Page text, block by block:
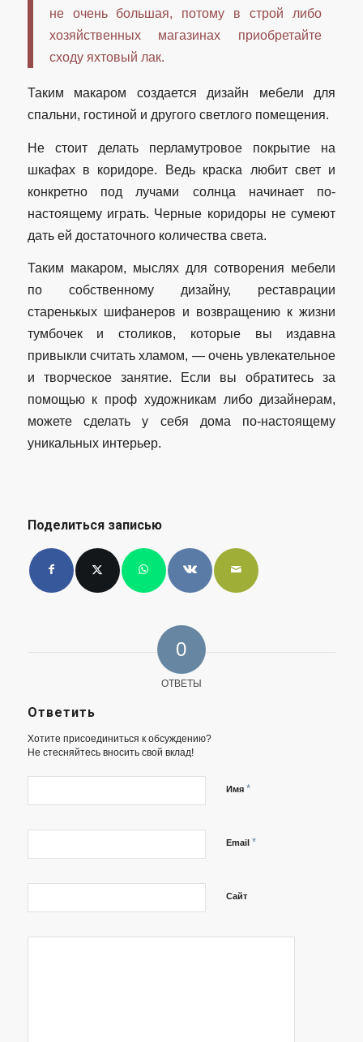
не очень большая, потому в строй либо
хозяйственных магазинах приобретайте
сходу яхтовый лак.
Таким макаром создается дизайн мебели для
спальни, гостиной и другого светлого помещения.
Не стоит делать перламутровое покрытие на
шкафах в коридоре. Ведь краска любит свет и
конкретно под лучами солнца начинает по-
настоящему играть. Черные коридоры не сумеют
дать ей достаточного количества света.
Таким макаром, мыслях для сотворения мебели
по собственному дизайну, реставрации
старенькых шифанеров и возвращению к жизни
тумбочек и столиков, которые вы издавна
привыкли считать хламом, — очень увлекательное
и творческое занятие. Если вы обратитесь за
помощью к проф художникам либо дизайнерам,
можете сделать у себя дома по-настоящему
уникальных интерьер.
Поделиться записью
0
ОТВЕТЫ
Ответить
Хотите присоединиться к обсуждению?
Не стесняйтесь вносить свой вклад!
Имя *
Email *
Сайт